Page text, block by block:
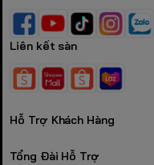
Liên kết sàn
Hỗ Trợ Khách Hàng
Tổng Đài Hỗ Trợ